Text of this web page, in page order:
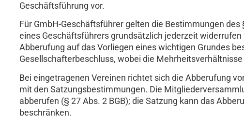
Geschäftsführung vor.
Für GmbH-Geschäftsführer gelten die Bestimmungen
eines Geschäftsführers grundsätzlich jederzeit
Abberufung auf das Vorliegen eines wichtigen Grundes
Gesellschafterbeschluss, wobei die
Bei eingetragenen Vereinen richtet sich die Abberufung
mit den Satzungsbestimmungen. Die
abberufen (§ 27 Abs. 2 BGB); die Satzung kann das
beschränken.